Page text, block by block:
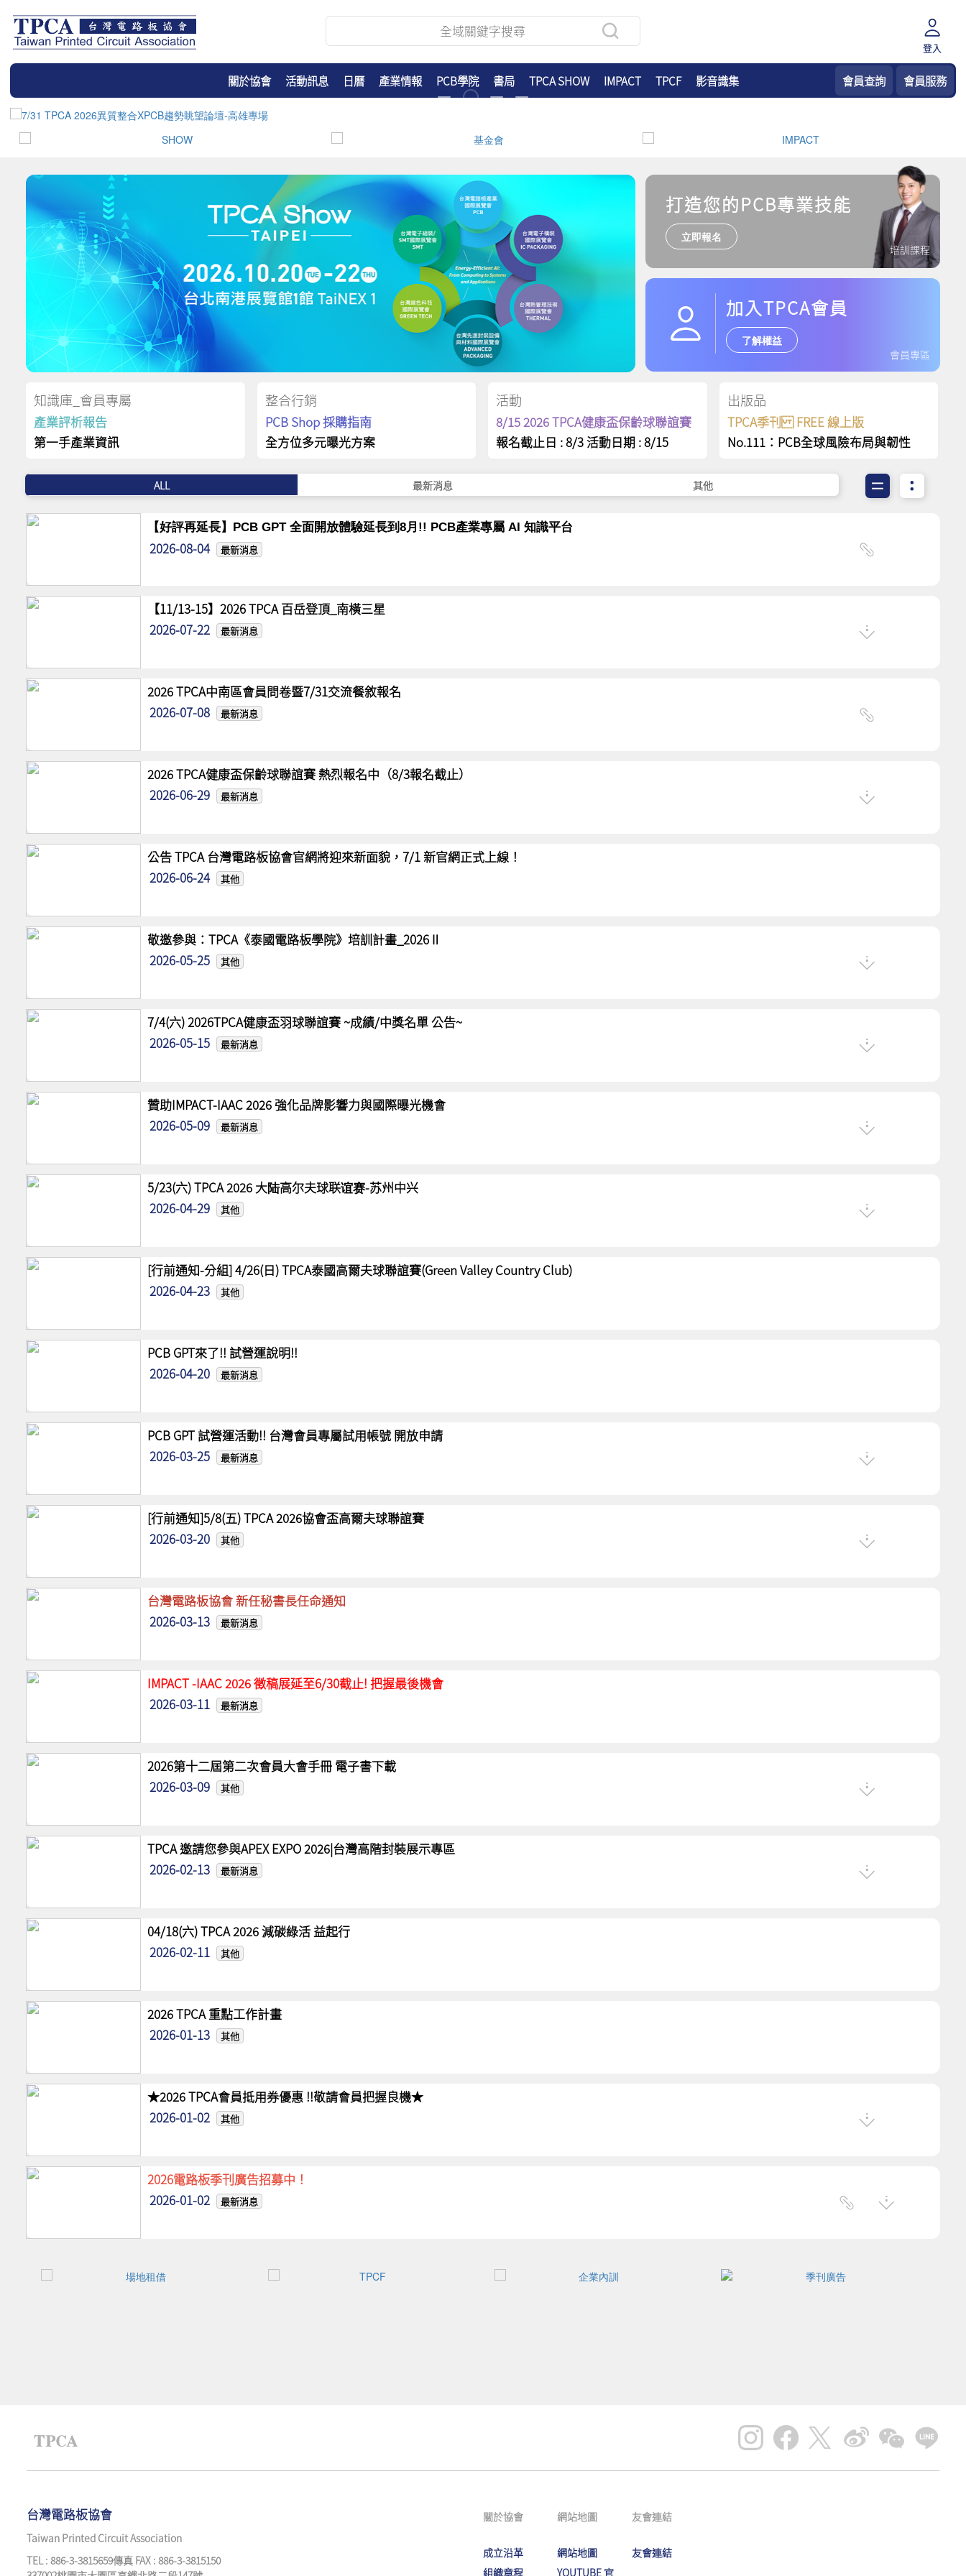
登入
關於協會 活動訊息 日曆 產業情報 PCB學院 書局 TPCA SHOW IMPACT TPCF 影音識集 會員查詢 會員服務
培訓課程
打造您的PCB專業技能
立即報名
加入TPCA會員
了解權益
會員專區
知識庫_會員專屬
產業評析報告
第一手產業資訊
整合行銷
PCB Shop 採購指南
全方位多元曝光方案
活動
8/15 2026 TPCA健康盃保齡球聯誼賽
報名截止日 : 8/3 活動日期 : 8/15
出版品
TPCA季刊 FREE 線上版
No.111：PCB全球風險布局與韌性
ALL 最新消息 其他
【好評再延長】PCB GPT 全面開放體驗延長到8月!! PCB產業專屬 AI 知識平台
2026-08-04 最新消息
【11/13-15】2026 TPCA 百岳登頂_南橫三星
2026-07-22
最新消息
2026 TPCA中南區會員問卷暨7/31交流餐敘報名
2026-07-08
最新消息
2026 TPCA健康盃保齡球聯誼賽 熱烈報名中（8/3報名截止）
2026-06-29
最新消息
公告 TPCA 台灣電路板協會官網將迎來新面貌，7/1 新官網正式上線！
2026-06-24
其他
敬邀參與：TPCA《泰國電路板學院》培訓計畫_2026Ⅱ
2026-05-25
其他
7/4(六) 2026TPCA健康盃羽球聯誼賽 ~成績/中獎名單 公告~
2026-05-15
最新消息
贊助IMPACT-IAAC 2026 強化品牌影響力與國際曝光機會
2026-05-09
最新消息
5/23(六) TPCA 2026 大陆高尔夫球联谊赛-苏州中兴
2026-04-29
其他
[行前通知-分組] 4/26(日) TPCA泰國高爾夫球聯誼賽(Green Valley Country Club)
2026-04-23
其他
PCB GPT來了!! 試營運說明!!
2026-04-20
最新消息
PCB GPT 試營運活動!! 台灣會員專屬試用帳號 開放申請
2026-03-25
最新消息
[行前通知]5/8(五) TPCA 2026協會盃高爾夫球聯誼賽
2026-03-20
其他
台灣電路板協會 新任秘書長任命通知
2026-03-13
最新消息
IMPACT -IAAC 2026 徵稿展延至6/30截止! 把握最後機會
2026-03-11
最新消息
2026第十二屆第二次會員大會手冊 電子書下載
2026-03-09
其他
TPCA 邀請您參與APEX EXPO 2026|台灣高階封裝展示專區
2026-02-13
最新消息
04/18(六) TPCA 2026 減碳綠活 益起行
2026-02-11
其他
2026 TPCA 重點工作計畫
2026-01-13
其他
★2026 TPCA會員抵用券優惠 !!敬請會員把握良機★
2026-01-02
其他
2026電路板季刊廣告招募中！
2026-01-02
最新消息
台灣電路板協會
Taiwan Printed Circuit Association
TEL : 886-3-3815659傳真 FAX : 886-3-3815150
關於協會
成立沿革
組織章程
網站地圖
網站地圖
YOUTUBE 官
友會連結
友會連結